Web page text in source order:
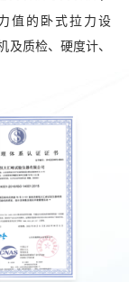
值的卧式拉力设
及质检、硬度计、